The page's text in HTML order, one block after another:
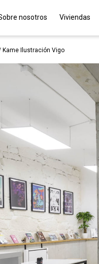
nosotros Viviendas
Kame Ilustración Vigo